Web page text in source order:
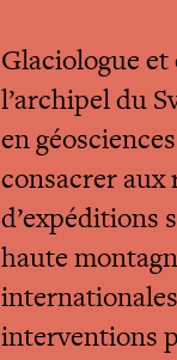
Glaciologue
l’archipel du
en
consacrer aux
d’expéditions
haute
interventions